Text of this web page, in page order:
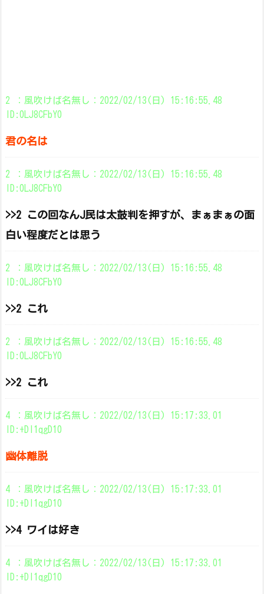
2 ：風吹けば名無し：2022/02/13(日) 15:16:55.48
ID:0LJ8CFbY0
君の名は
2 ：風吹けば名無し：2022/02/13(日) 15:16:55.48
ID:0LJ8CFbY0
>>2 この回なんJ民は太鼓判を押すが、まぁまぁの面
白い程度だとは思う
2 ：風吹けば名無し：2022/02/13(日) 15:16:55.48
ID:0LJ8CFbY0
>>2 これ
2 ：風吹けば名無し：2022/02/13(日) 15:16:55.48
ID:0LJ8CFbY0
>>2 これ
4 ：風吹けば名無し：2022/02/13(日) 15:17:33.01
ID:+DI1qgD10
幽体離脱
4 ：風吹けば名無し：2022/02/13(日) 15:17:33.01
ID:+DI1qgD10
>>4 ワイは好き
4 ：風吹けば名無し：2022/02/13(日) 15:17:33.01
ID:+DI1qgD10